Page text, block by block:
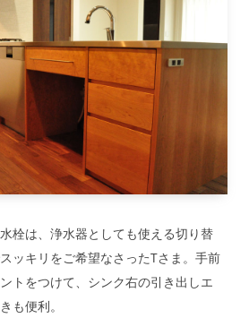
栓は、浄水器としても使える切り替
ッキリをご希望なさったTさま。手前
トをつけて、シンク右の引き出しエ
も便利。